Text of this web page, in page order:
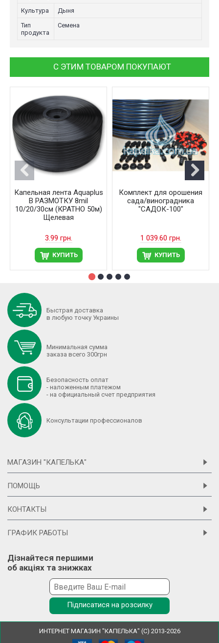
Культура
Дыня
Тип
продукта
Семена
С ЭТИМ ТОВАРОМ ПОКУПАЮТ
Капельная лента Aquaplus
В РАЗМОТКУ 8mil
10/20/30см (КРАТНО 50м)
Щелевая
3.99 грн.
КУПИТЬ
Комплект для орошения
сада/виноградника
"САДОК-100"
1 039.60 грн.
КУПИТЬ
Быстрая доставка
в любую точку Украины
Минимальная сумма
заказа всего 300грн
Безопасность оплат
- наложенным платежом
- на официальный счет предприятия
Консультации профессионалов
МАГАЗИН "КАПЕЛЬКА"
ПОМОЩЬ
КОНТАКТЫ
ГРАФИК РАБОТЫ
Дізнайтеся першими
об акціях та знижках
Підписатися на розсилку
ИНТЕРНЕТ МАГАЗИН "КАПЕЛЬКА" (С) 2013-2026